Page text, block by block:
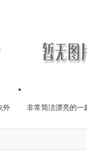
外
非常简洁漂亮的一